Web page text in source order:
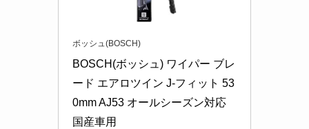
ボッシュ(BOSCH)
BOSCH(ボッシュ) ワイパー ブレ
ード エアロツイン J-フィット 53
0mm AJ53 オールシーズン対応
国産車用